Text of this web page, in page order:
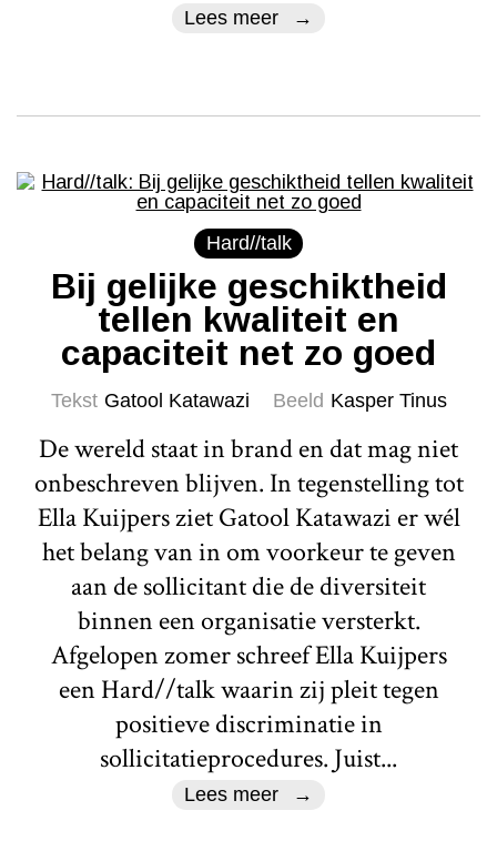
Lees meer
Hard//talk
Bij gelijke geschiktheid
tellen kwaliteit en
capaciteit net zo goed
Tekst Gatool Katawazi Beeld Kasper Tinus
De wereld staat in brand en dat mag niet
onbeschreven blijven. In tegenstelling tot
Ella Kuijpers ziet Gatool Katawazi er wél
het belang van in om voorkeur te geven
aan de sollicitant die de diversiteit
binnen een organisatie versterkt.
Afgelopen zomer schreef Ella Kuijpers
een Hard//talk waarin zij pleit tegen
positieve discriminatie in
sollicitatieprocedures. Juist...
Lees meer